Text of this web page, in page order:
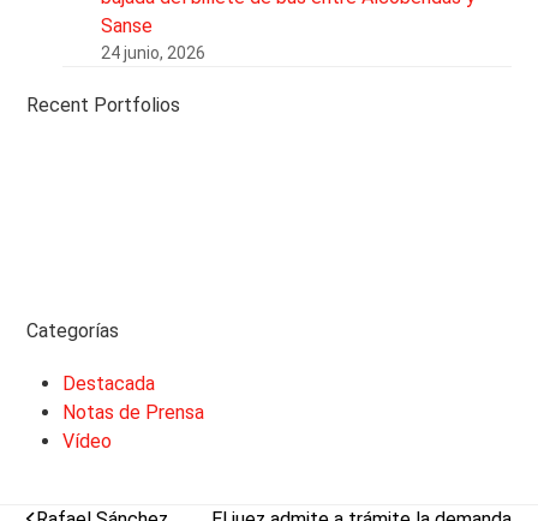
Sanse
24 junio, 2026
Recent Portfolios
Categorías
Destacada
Notas de Prensa
Vídeo